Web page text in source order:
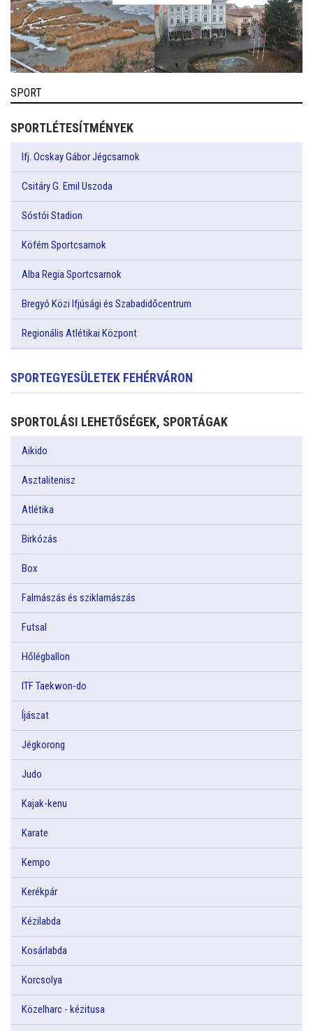
SPORT
SPORTLÉTESÍTMÉNYEK
Ifj. Ocskay Gábor Jégcsarnok
Csitáry G. Emil Uszoda
Sóstói Stadion
Köfém Sportcsarnok
Alba Regia Sportcsarnok
Bregyó Közi Ifjúsági és Szabadidőcentrum
Regionális Atlétikai Központ
SPORTEGYESÜLETEK FEHÉRVÁRON
SPORTOLÁSI LEHETŐSÉGEK, SPORTÁGAK
Aikido
Asztalitenisz
Atlétika
Birkózás
Box
Falmászás és sziklamászás
Futsal
Hőlégballon
ITF Taekwon-do
Íjászat
Jégkorong
Judo
Kajak-kenu
Karate
Kempo
Kerékpár
Kézilabda
Kosárlabda
Korcsolya
Közelharc - kézitusa